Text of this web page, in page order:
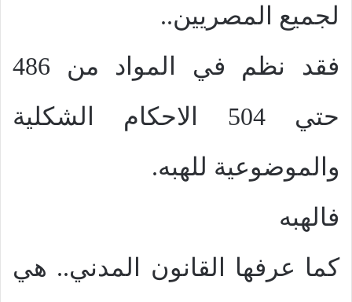
لجميع المصريين..
فقد نظم في المواد من 486
حتي 504 الاحكام الشكلية
والموضوعية للهبه.
فالهبه
كما عرفها القانون المدني.. هي